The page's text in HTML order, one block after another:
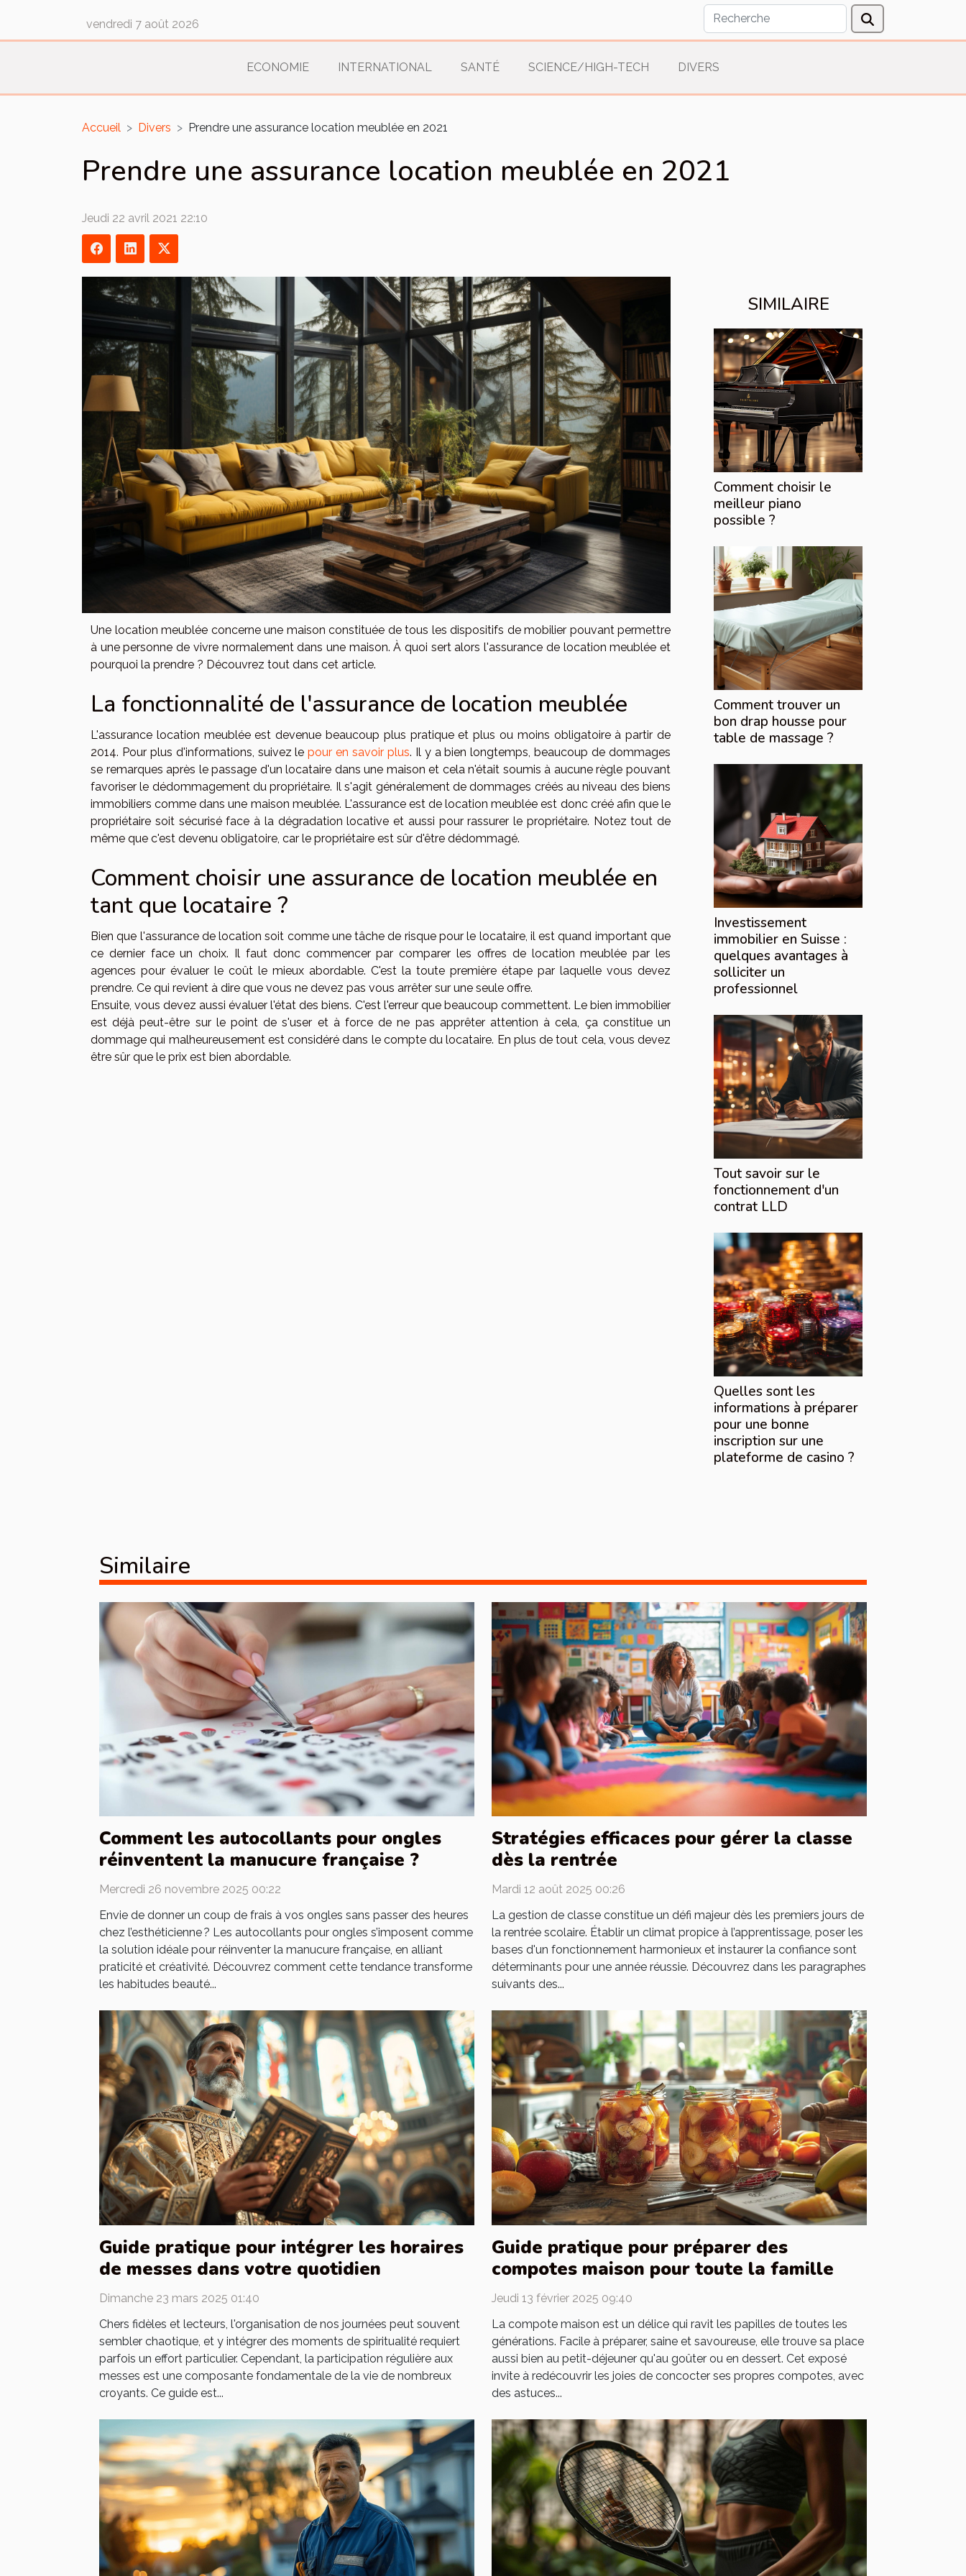
vendredi 7 août 2026
ECONOMIE INTERNATIONAL SANTÉ SCIENCE/HIGH-TECH DIVERS
Accueil Divers Prendre une assurance location meublée en 2021
Prendre une assurance location meublée en 2021
Jeudi 22 avril 2021 22:10
Une location meublée concerne une maison constituée de tous les dispositifs de mobilier pouvant permettre
à une personne de vivre normalement dans une maison. À quoi sert alors l'assurance de location meublée et
pourquoi la prendre ? Découvrez tout dans cet article.
La fonctionnalité de l'assurance de location meublée
L'assurance location meublée est devenue beaucoup plus pratique et plus ou moins obligatoire à partir de
2014. Pour plus d'informations, suivez lepour en savoir plus. Il y a bien longtemps, beaucoup de dommages
se remarques après le passage d'un locataire dans une maison et cela n'était soumis à aucune règle pouvant
favoriser le dédommagement du propriétaire. Il s'agit généralement de dommages créés au niveau des biens
immobiliers comme dans une maison meublée. L'assurance est de location meublée est donc créé afin que le
propriétaire soit sécurisé face à la dégradation locative et aussi pour rassurer le propriétaire. Notez tout de
même que c'est devenu obligatoire, car le propriétaire est sûr d'être dédommagé.
Comment choisir une assurance de location meublée en
tant que locataire ?
Bien que l'assurance de location soit comme une tâche de risque pour le locataire, il est quand important que
ce dernier face un choix. Il faut donc commencer par comparer les offres de location meublée par les
agences pour évaluer le coût le mieux abordable. C'est la toute première étape par laquelle vous devez
prendre. Ce qui revient à dire que vous ne devez pas vous arrêter sur une seule offre.
Ensuite, vous devez aussi évaluer l'état des biens. C'est l'erreur que beaucoup commettent. Le bien immobilier
est déjà peut-être sur le point de s'user et à force de ne pas apprêter attention à cela, ça constitue un
dommage qui malheureusement est considéré dans le compte du locataire. En plus de tout cela, vous devez
être sûr que le prix est bien abordable.
SIMILAIRE
Comment choisir le
meilleur piano
possible ?
Comment trouver un
bon drap housse pour
table de massage ?
Investissement
immobilier en Suisse :
quelques avantages à
solliciter un
professionnel
Tout savoir sur le
fonctionnement d'un
contrat LLD
Quelles sont les
informations à préparer
pour une bonne
inscription sur une
plateforme de casino ?
Similaire
Comment les autocollants pour ongles
réinventent la manucure française ?
Mercredi 26 novembre 2025 00:22
Envie de donner un coup de frais à vos ongles sans passer des heures
chez l’esthéticienne ? Les autocollants pour ongles s’imposent comme
la solution idéale pour réinventer la manucure française, en alliant
praticité et créativité. Découvrez comment cette tendance transforme
les habitudes beauté...
Stratégies efficaces pour gérer la classe
dès la rentrée
Mardi 12 août 2025 00:26
La gestion de classe constitue un défi majeur dès les premiers jours de
la rentrée scolaire. Établir un climat propice à l’apprentissage, poser les
bases d'un fonctionnement harmonieux et instaurer la confiance sont
déterminants pour une année réussie. Découvrez dans les paragraphes
suivants des...
Guide pratique pour intégrer les horaires
de messes dans votre quotidien
Dimanche 23 mars 2025 01:40
Chers fidèles et lecteurs, l'organisation de nos journées peut souvent
sembler chaotique, et y intégrer des moments de spiritualité requiert
parfois un effort particulier. Cependant, la participation régulière aux
messes est une composante fondamentale de la vie de nombreux
croyants. Ce guide est...
Guide pratique pour préparer des
compotes maison pour toute la famille
Jeudi 13 février 2025 09:40
La compote maison est un délice qui ravit les papilles de toutes les
générations. Facile à préparer, saine et savoureuse, elle trouve sa place
aussi bien au petit-déjeuner qu'au goûter ou en dessert. Cet exposé
invite à redécouvrir les joies de concocter ses propres compotes, avec
des astuces...